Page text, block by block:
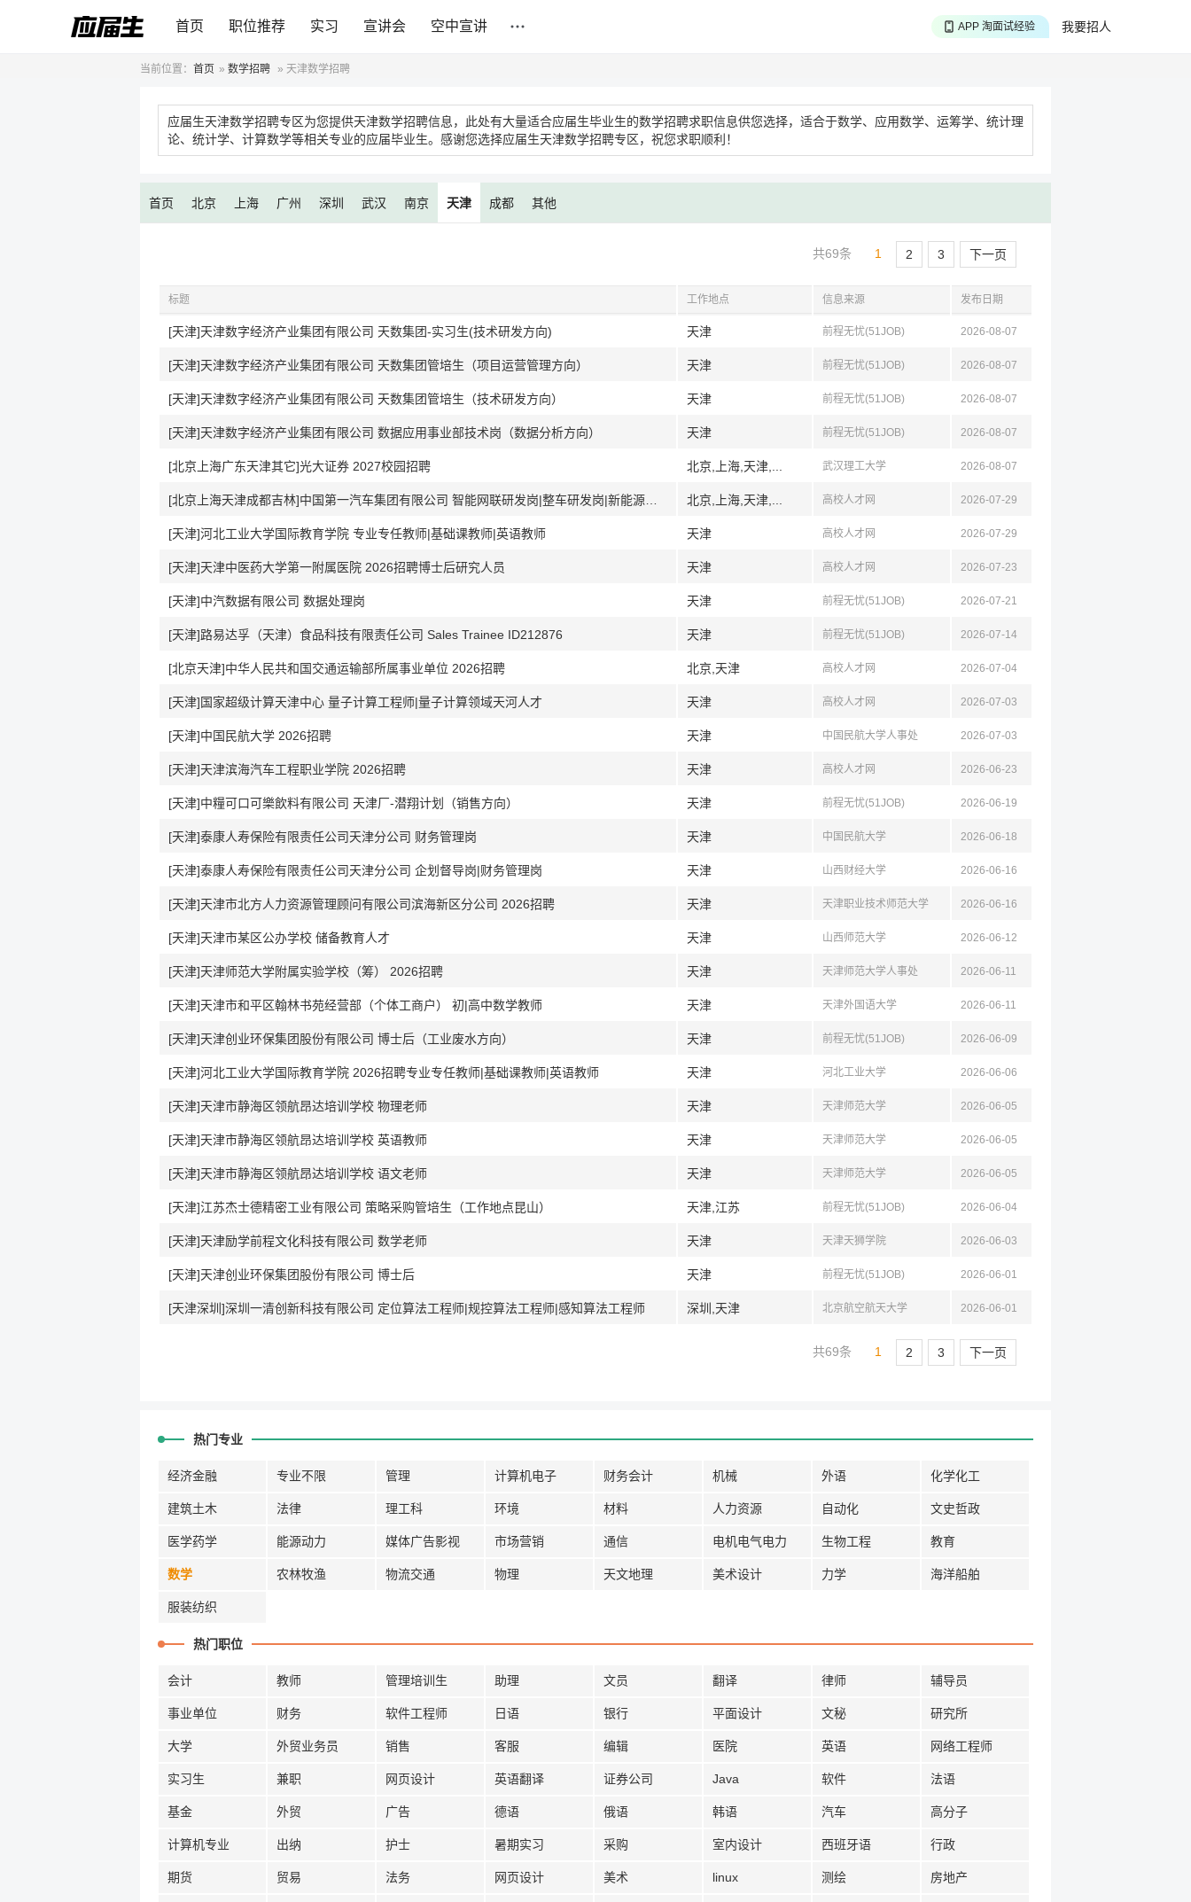
首页 职位推荐 实习 宣讲会 空中宣讲 我要招人
APP 淘面试经验
当前位置： 首页 » 数学招聘 » 天津数学招聘
应届生天津数学招聘专区为您提供天津数学招聘信息，此处有大量适合应届生毕业生的数学招聘求职信息供您选择，适合于数学、应用数学、运筹学、统计理
论、统计学、计算数学等相关专业的应届毕业生。感谢您选择应届生天津数学招聘专区，祝您求职顺利！
首页 北京 上海 广州 深圳 武汉 南京 天津 成都 其他
共69条 1 2 3 下一页
标题 工作地点 信息来源 发布日期
[天津]天津数字经济产业集团有限公司 天数集团-实习生(技术研发方向) 天津 前程无忧(51JOB) 2026-08-07
[天津]天津数字经济产业集团有限公司 天数集团管培生（项目运营管理方向） 天津 前程无忧(51JOB) 2026-08-07
[天津]天津数字经济产业集团有限公司 天数集团管培生（技术研发方向） 天津 前程无忧(51JOB) 2026-08-07
[天津]天津数字经济产业集团有限公司 数据应用事业部技术岗（数据分析方向） 天津 前程无忧(51JOB) 2026-08-07
[北京上海广东天津其它]光大证券 2027校园招聘 北京,上海,天津,... 武汉理工大学 2026-08-07
北京,上海,天津,... 高校人才网 2026-07-29
[天津]河北工业大学国际教育学院 专业专任教师|基础课教师|英语教师 天津 高校人才网 2026-07-29
[天津]天津中医药大学第一附属医院 2026招聘博士后研究人员 天津 高校人才网 2026-07-23
[天津]中汽数据有限公司 数据处理岗 天津 前程无忧(51JOB) 2026-07-21
[天津]路易达孚（天津）食品科技有限责任公司 Sales Trainee ID212876 天津 前程无忧(51JOB) 2026-07-14
[北京天津]中华人民共和国交通运输部所属事业单位 2026招聘 北京,天津 高校人才网 2026-07-04
[天津]国家超级计算天津中心 量子计算工程师|量子计算领域天河人才 天津 高校人才网 2026-07-03
[天津]中国民航大学 2026招聘 天津 中国民航大学人事处 2026-07-03
[天津]天津滨海汽车工程职业学院 2026招聘 天津 高校人才网 2026-06-23
[天津]中糧可口可樂飲料有限公司 天津厂-潜翔计划（销售方向） 天津 前程无忧(51JOB) 2026-06-19
[天津]泰康人寿保险有限责任公司天津分公司 财务管理岗 天津 中国民航大学 2026-06-18
[天津]泰康人寿保险有限责任公司天津分公司 企划督导岗|财务管理岗 天津 山西财经大学 2026-06-16
[天津]天津市北方人力资源管理顾问有限公司滨海新区分公司 2026招聘 天津 天津职业技术师范大学 2026-06-16
[天津]天津市某区公办学校 储备教育人才 天津 山西师范大学 2026-06-12
[天津]天津师范大学附属实验学校（筹） 2026招聘 天津 天津师范大学人事处 2026-06-11
[天津]天津市和平区翰林书苑经营部（个体工商户） 初|高中数学教师 天津 天津外国语大学 2026-06-11
[天津]天津创业环保集团股份有限公司 博士后（工业废水方向） 天津 前程无忧(51JOB) 2026-06-09
[天津]河北工业大学国际教育学院 2026招聘专业专任教师|基础课教师|英语教师 天津 河北工业大学 2026-06-06
[天津]天津市静海区领航昂达培训学校 物理老师 天津 天津师范大学 2026-06-05
[天津]天津市静海区领航昂达培训学校 英语教师 天津 天津师范大学 2026-06-05
[天津]天津市静海区领航昂达培训学校 语文老师 天津 天津师范大学 2026-06-05
[天津]江苏杰士德精密工业有限公司 策略采购管培生（工作地点昆山） 天津,江苏 前程无忧(51JOB) 2026-06-04
[天津]天津励学前程文化科技有限公司 数学老师 天津 天津天狮学院 2026-06-03
[天津]天津创业环保集团股份有限公司 博士后 天津 前程无忧(51JOB) 2026-06-01
[天津深圳]深圳一清创新科技有限公司 定位算法工程师|规控算法工程师|感知算法工程师 深圳,天津 北京航空航天大学 2026-06-01
共69条 1 2 3 下一页
热门专业
经济金融 专业不限 管理 计算机电子 财务会计 机械 外语 化学化工
建筑土木 法律 理工科 环境 材料 人力资源 自动化 文史哲政
医学药学 能源动力 媒体广告影视 市场营销 通信 电机电气电力 生物工程 教育
数学 农林牧渔 物流交通 物理 天文地理 美术设计 力学 海洋船舶
服装纺织
热门职位
会计 教师 管理培训生 助理 文员 翻译 律师 辅导员
事业单位 财务 软件工程师 日语 银行 平面设计 文秘 研究所
大学 外贸业务员 销售 客服 编辑 医院 英语 网络工程师
实习生 兼职 网页设计 英语翻译 证券公司 Java 软件 法语
基金 外贸 广告 德语 俄语 韩语 汽车 高分子
计算机专业 出纳 护士 暑期实习 采购 室内设计 西班牙语 行政
期货 贸易 法务 网页设计 美术 linux 测绘 房地产